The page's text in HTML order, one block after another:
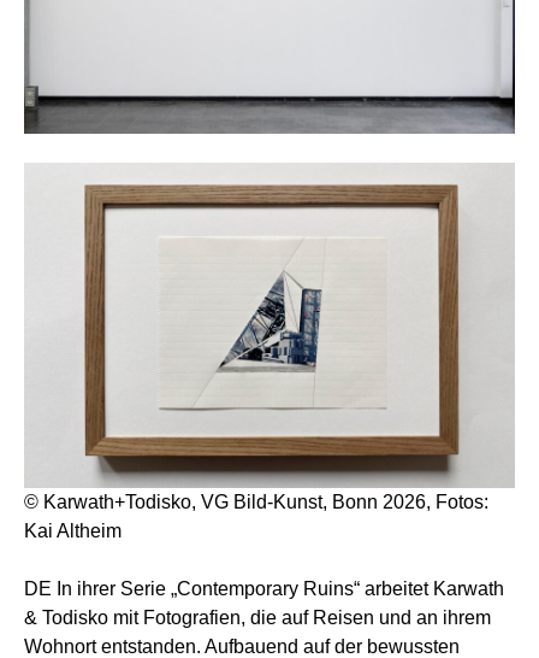
© Karwath+Todisko, VG Bild-Kunst, Bonn 2026, Fotos:
Kai Altheim
DE In ihrer Serie „Contemporary Ruins“ arbeitet Karwath
& Todisko mit Fotografien, die auf Reisen und an ihrem
Wohnort entstanden. Aufbauend auf der bewussten